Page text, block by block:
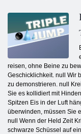
reisen, ohne Beine zu
Geschicklichkeit. null Wir
zu demonstrieren. null
Sie es kollidiert mit
Spitzen Eis in der Luft
überwinden, müssen Sie
null Wenn der Held Zeit
schwarze Schüssel auf